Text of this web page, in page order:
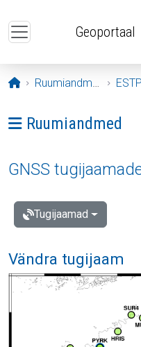
Geoportaal
Avaleht
Ruumiandmed ESTPOS
Ava menüü:
Ruumiandmed
GNSS
Tugijaamad
Vändra tugijaam